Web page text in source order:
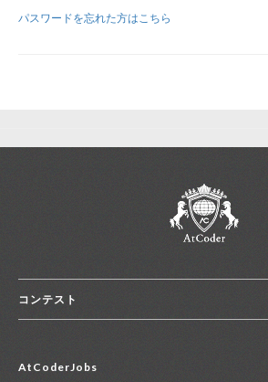
新規登録
パスワードを忘れた方はこちら
コンテスト
コンテスト一覧
AtCoderJobs